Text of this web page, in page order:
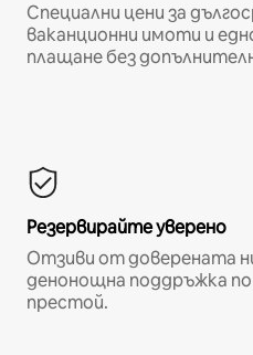
Специални цени за
ваканционни имоти и
плащане без
Резервирайте уверено
Отзиви от доверената
денонощна поддръжка
престой.